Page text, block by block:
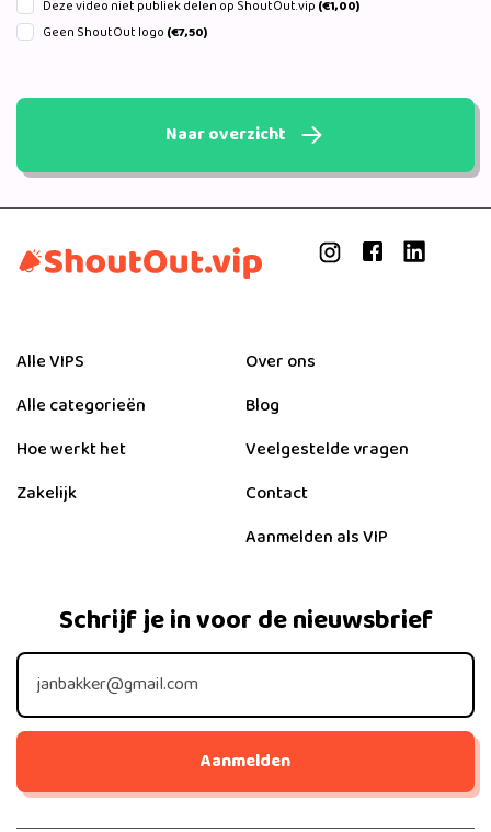
Deze video niet publiek delen op ShoutOut.vip (€1,00)
Geen ShoutOut logo (€7,50)
Naar overzicht
Alle VIPS
Alle categorieën
Hoe werkt het
Zakelijk
Over ons
Blog
Veelgestelde vragen
Contact
Aanmelden als VIP
Schrijf je in voor de nieuwsbrief
Aanmelden